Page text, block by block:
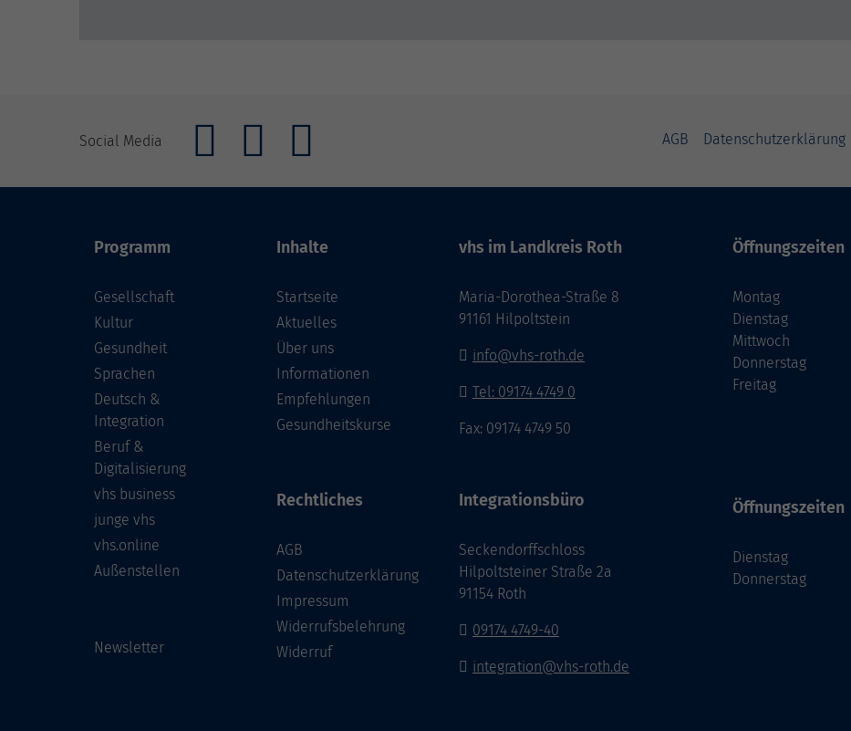
Social Media AGB Datenschutzerklärung
Programm
Gesellschaft
Kultur
Gesundheit
Sprachen
Deutsch &
Integration
Beruf &
Digitalisierung
vhs business
junge vhs
vhs.online
Außenstellen
Newsletter
Inhalte
Startseite
Aktuelles
Über uns
Informationen
Empfehlungen
Gesundheitskurse
Rechtliches
AGB
Datenschutzerklärung
Impressum
Widerrufsbelehrung
Widerruf
vhs im Landkreis Roth
Maria-Dorothea-Straße 8
91161 Hilpoltstein
info@vhs-roth.de
Tel: 09174 4749 0
Fax: 09174 4749 50
Integrationsbüro
Seckendorffschloss
Hilpoltsteiner Straße 2a
91154 Roth
09174 4749-40
integration@vhs-roth.de
Öffnungszeiten
Montag
Dienstag
Mittwoch
Donnerstag
Freitag
Öffnungszeiten
Dienstag
Donnerstag